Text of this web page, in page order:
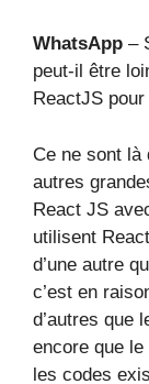
WhatsApp –
peut-il être
ReactJS
Ce ne sont là
autres
React JS
utilisent
d’une autre
c’est en
d’autres que
encore que
les codes